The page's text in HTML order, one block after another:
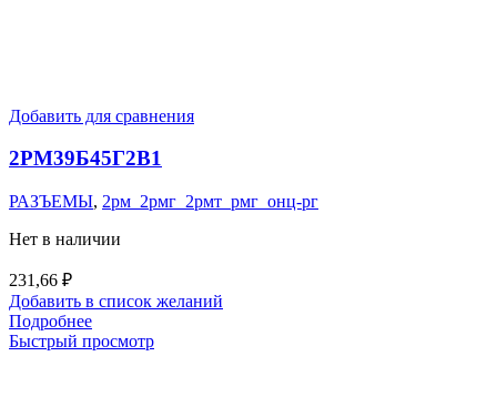
Добавить для сравнения
2РМ39Б45Г2В1
РАЗЪЕМЫ, 2рм_2рмг_2рмт_рмг_онц-рг
Нет в наличии
231,66 ₽
Добавить в список желаний
Подробнее
Быстрый просмотр